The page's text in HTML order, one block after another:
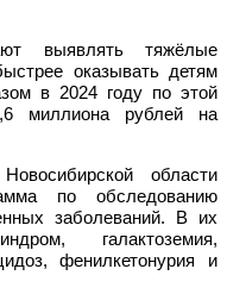
выявлять тяжёлые
оказывать детям
в 2024 году по этой
миллиона рублей на
области
по обследованию
заболеваний. В их
галактоземия,
фенилкетонурия и